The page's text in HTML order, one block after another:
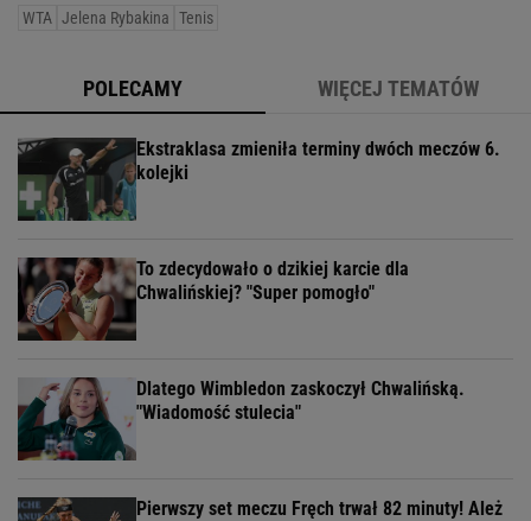
WTA Jelena Rybakina Tenis
POLECAMY WIĘCEJ TEMATÓW
Ekstraklasa zmieniła terminy dwóch meczów 6.
kolejki
To zdecydowało o dzikiej karcie dla
Chwalińskiej? "Super pomogło"
Dlatego Wimbledon zaskoczył Chwalińską.
"Wiadomość stulecia"
Pierwszy set meczu Fręch trwał 82 minuty! Ależ